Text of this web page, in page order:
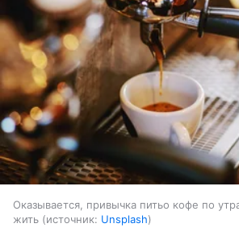
Оказывается, привычка питьо кофе по
жить
источник: Unsplash